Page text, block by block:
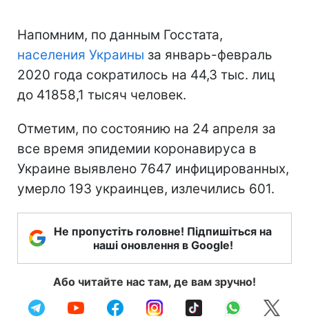
Напомним, по данным Госстата,
населения Украины за январь-февраль
2020 года сократилось на 44,3 тыс. лиц
до 41858,1 тысяч человек.
Отметим, по состоянию на 24 апреля за
все время эпидемии коронавируса в
Украине выявлено 7647 инфицированных,
умерло 193 украинцев, излечились 601.
Не пропустіть головне! Підпишіться на
наші оновлення в Google!
Або читайте нас там, де вам зручно!